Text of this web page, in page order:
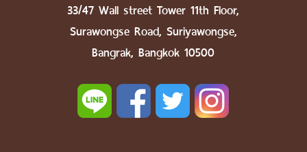
33/47 Wall street Tower 11th Floor,
Surawongse Road, Suriyawongse,
Bangrak, Bangkok 10500